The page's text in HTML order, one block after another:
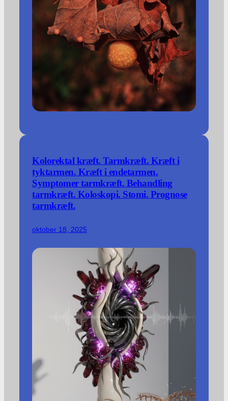
Kolorektal kræft. Tarmkræft. Kræft i
tyktarmen. Kræft i endetarmen.
Symptomer tarmkræft. Behandling
tarmkræft. Koloskopi. Stomi. Prognose
tarmkræft.
oktober 18, 2025